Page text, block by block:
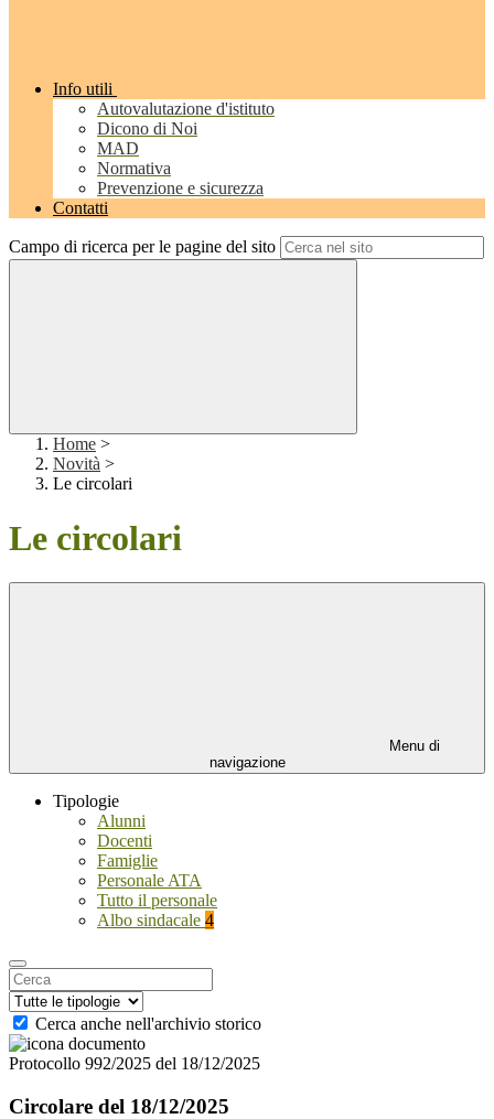
Info utili
Autovalutazione d'istituto
Dicono di Noi
MAD
Normativa
Prevenzione e sicurezza
Contatti
Campo di ricerca per le pagine del sito
Home >
Novità >
Le circolari
Le circolari
Menu di
navigazione
Tipologie
Alunni
Docenti
Famiglie
Personale ATA
Tutto il personale
Albo sindacale 4
Cerca anche nell'archivio storico
Protocollo 992/2025 del 18/12/2025
Circolare del 18/12/2025